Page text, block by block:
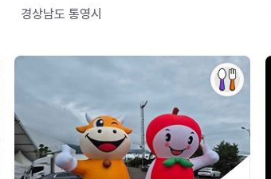
경상남도 통영시